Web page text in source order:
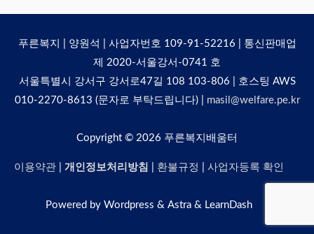
푸른복지 | 양원석 | 사업자번호 109-91-52216 | 통신판매업
제 2020-서울강서-0741 호
서울특별시 강서구 강서로47길 108 103-806 | 호스팅 AWS
010-2270-8613 (문자로 부탁드립니다) | masil@welfare.pe.kr
Copyright © 2026 푸른복지배움터
이용약관 개인정보처리방침 환불규정 사업자등록 확인
Powered by Wordpress & Astra & LearnDash